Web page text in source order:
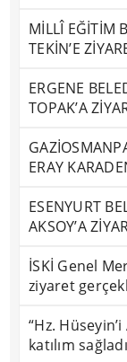
MİLLÎ EĞİTİM
TEKİN’E
ERGENE
TOPAK’A
ERAY
ESENYURT
AKSOY’A
İSKİ Genel
ziyaret
“Hz.
katılım